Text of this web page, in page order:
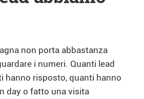
non porta abbastanza
i numeri. Quanti lead
hanno risposto, quanti hanno
day o fatto una visita